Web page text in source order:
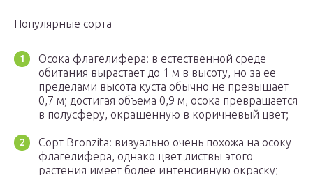
Популярные сорта
Осока флагелифера: в естественной среде
обитания вырастает до 1 м в высоту, но за ее
пределами высота куста обычно не превышает
0,7 м; достигая объема 0,9 м, осока превращается
в полусферу, окрашенную в коричневый цвет;
Сорт Bronzita: визуально очень похожа на осоку
флагелифера, однако цвет листвы этого
растения имеет более интенсивную окраску;